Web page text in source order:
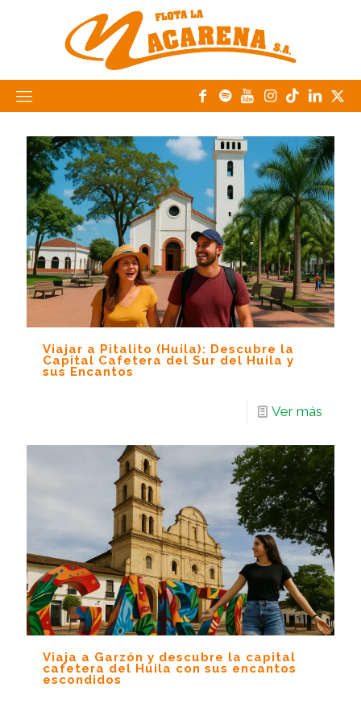
Viajar a Pitalito (Huila): Descubre la
Capital Cafetera del Sur del Huila y
sus Encantos
Ver más
Viaja a Garzón y descubre la capital
cafetera del Huila con sus encantos
escondidos